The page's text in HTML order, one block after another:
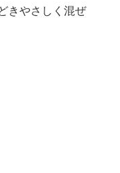
きやさしく混ぜ